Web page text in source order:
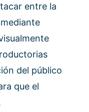
entre la
del público
que el